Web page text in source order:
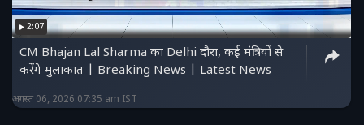
2:07
CM Bhajan Lal Sharma का Delhi दौरा, कई मंत्रियों से
करेंगे मुलाकात | Breaking News | Latest News
अगस्त 06, 2026 07:35 am IST